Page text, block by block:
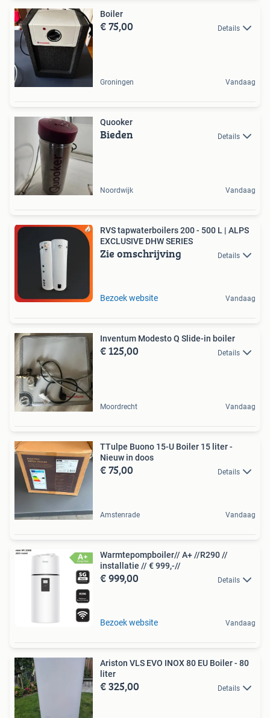
Boiler
€ 75,00 Details
Groningen Vandaag
Quooker
Bieden Details
Noordwijk Vandaag
RVS tapwaterboilers 200 - 500 L | ALPS
EXCLUSIVE DHW SERIES
Zie omschrijving Details
Bezoek website Vandaag
Inventum Modesto Q Slide-in boiler
€ 125,00 Details
Moordrecht Vandaag
TTulpe Buono 15-U Boiler 15 liter -
Nieuw in doos
€ 75,00 Details
Amstenrade Vandaag
Warmtepompboiler// A+ //R290 //
installatie // € 999,-//
€ 999,00 Details
Bezoek website Vandaag
Ariston VLS EVO INOX 80 EU Boiler - 80
liter
€ 325,00 Details